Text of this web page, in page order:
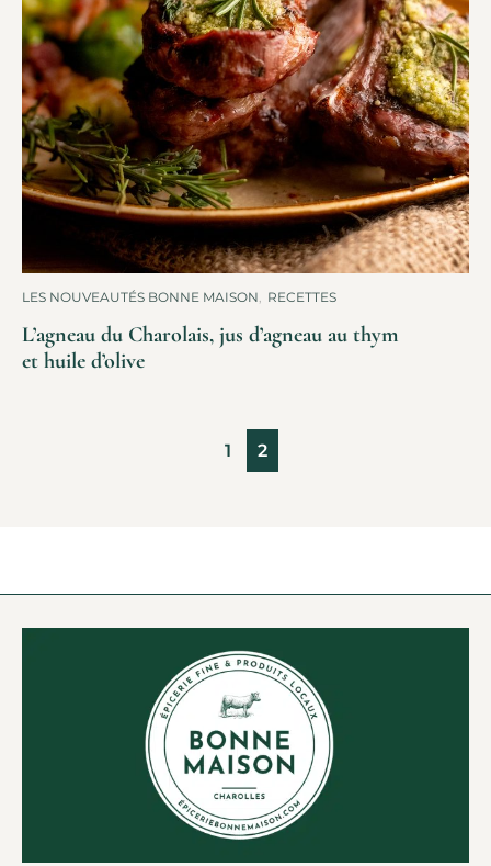
LES NOUVEAUTÉS BONNE MAISON, RECETTES
L’agneau du Charolais, jus d’agneau au thym
et huile d’olive
1 2